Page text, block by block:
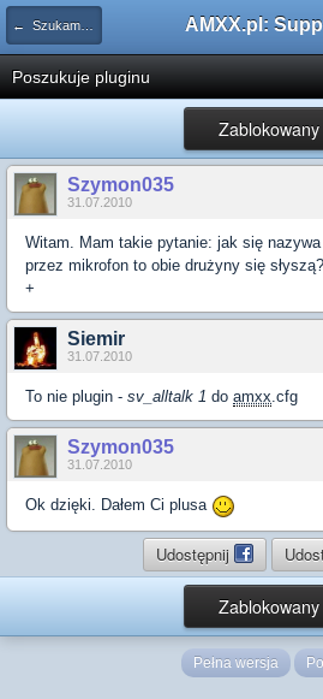
← Szukam pluginu
Poszukuje pluginu
Zablokowany
Szymon035
31.07.2010
Witam. Mam takie pytanie: jak się
przez mikrofon to obie drużyny się
+
Siemir
31.07.2010
To nie plugin - sv_alltalk 1 do amxx.cfg
Szymon035
31.07.2010
Ok dzięki. Dałem Ci plusa
Udostępnij
Zablokowany
Pełna wersja